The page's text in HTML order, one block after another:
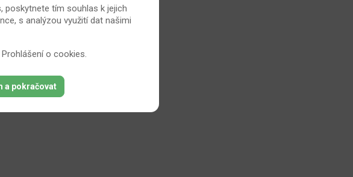
poskytnete tím souhlas k jejich
s analýzou využití dat našimi
Prohlášení o cookies
a pokračovat